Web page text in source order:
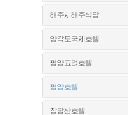
해주시해주식당
양각도국제호텔
평양고려호텔
평양호텔
창광산호텔